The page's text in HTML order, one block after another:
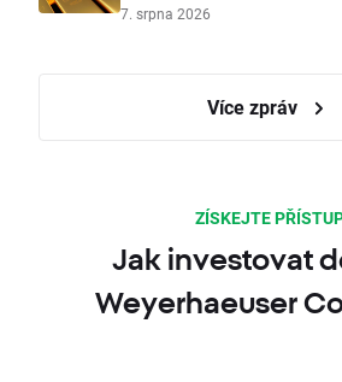
7. srpna 2026
Více zpráv
ZÍSKEJTE
Jak investovat
Weyerhaeuser